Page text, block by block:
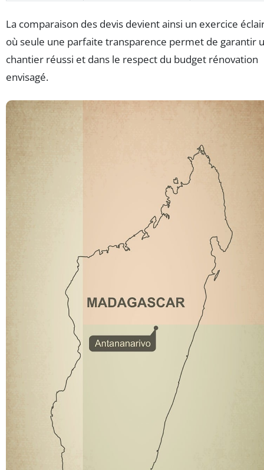
La comparaison des devis devient ainsi un exercice
où seule une parfaite transparence permet de garantir
chantier réussi et dans le respect du budget rénovation
envisagé.